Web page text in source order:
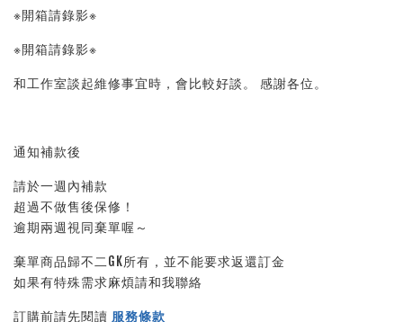
※開箱請錄影※
※開箱請錄影※
和工作室談起維修事宜時，會比較好談。 感謝各位。
通知補款後
請於一週內補款
超過不做售後保修！
逾期兩週視同棄單喔～
棄單商品歸不二GK所有，並不能要求返還訂金
如果有特殊需求麻煩請和我聯絡
訂購前請先閱讀 服務條款